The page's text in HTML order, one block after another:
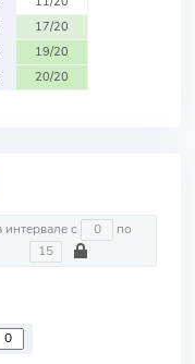
17/20
19/20
20/20
На интервале с по